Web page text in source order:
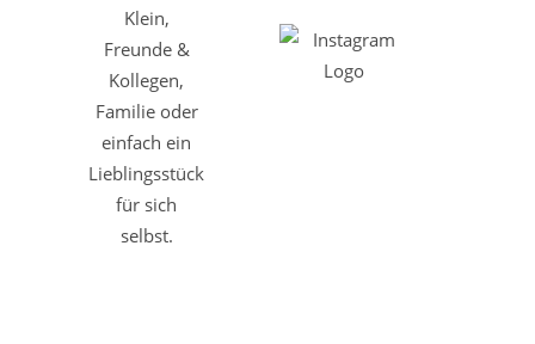
Klein,
Freunde &
Kollegen,
Familie oder
einfach ein
Lieblingsstück
für sich
selbst.